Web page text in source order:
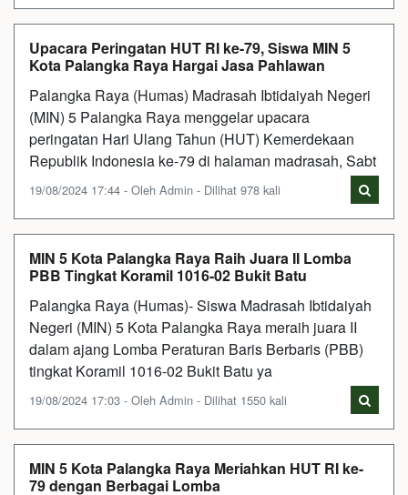
Upacara Peringatan HUT RI ke-79, Siswa MIN 5
Kota Palangka Raya Hargai Jasa Pahlawan
Palangka Raya (Humas) Madrasah Ibtidaiyah Negeri
(MIN) 5 Palangka Raya menggelar upacara
peringatan Hari Ulang Tahun (HUT) Kemerdekaan
Republik Indonesia ke-79 di halaman madrasah, Sabt
19/08/2024 17:44 - Oleh Admin - Dilihat 978 kali
MIN 5 Kota Palangka Raya Raih Juara II Lomba
PBB Tingkat Koramil 1016-02 Bukit Batu
Palangka Raya (Humas)- Siswa Madrasah Ibtidaiyah
Negeri (MIN) 5 Kota Palangka Raya meraih juara II
dalam ajang Lomba Peraturan Baris Berbaris (PBB)
tingkat Koramil 1016-02 Bukit Batu ya
19/08/2024 17:03 - Oleh Admin - Dilihat 1550 kali
MIN 5 Kota Palangka Raya Meriahkan HUT RI ke-
79 dengan Berbagai Lomba